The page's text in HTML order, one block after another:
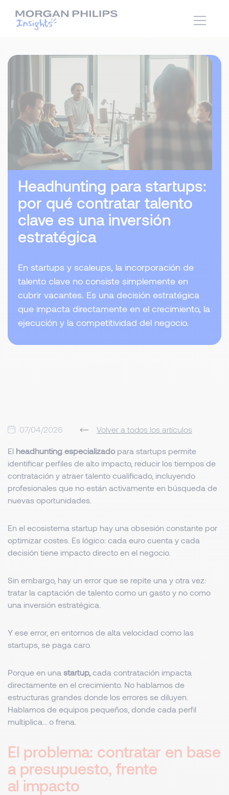
Headhunting para startups:
por qué contratar talento
clave es una inversión
estratégica
En startups y scaleups, la incorporación de
talento clave no consiste simplemente en
cubrir vacantes. Es una decisión estratégica
que impacta directamente en el crecimiento, la
ejecución y la competitividad del negocio.
07/04/2026 Volver a todos los artículos
El headhunting especializado para startups permite
identificar perfiles de alto impacto, reducir los tiempos de
contratación y atraer talento cualificado, incluyendo
profesionales que no están activamente en búsqueda de
nuevas oportunidades.
En el ecosistema startup hay una obsesión constante por
optimizar costes. Es lógico: cada euro cuenta y cada
decisión tiene impacto directo en el negocio.
Sin embargo, hay un error que se repite una y otra vez:
tratar la captación de talento como un gasto y no como
una inversión estratégica.
Y ese error, en entornos de alta velocidad como las
startups, se paga caro.
Porque en una startup, cada contratación impacta
directamente en el crecimiento. No hablamos de
estructuras grandes donde los errores se diluyen.
Hablamos de equipos pequeños, donde cada perfil
multiplica… o frena.
El problema: contratar en base
a presupuesto, frente
al impacto